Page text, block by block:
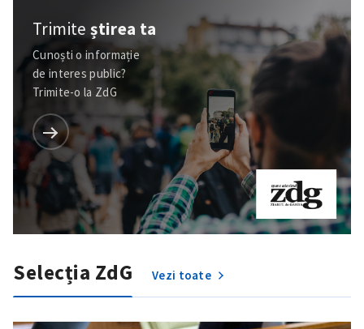
Trimite o informație
Despre ZdG
in English
на русском
Trimiteștirea ta
Cunoști o informație
de interes public?
Trimite-o la ZdG
Selecția ZdG Vezi toate